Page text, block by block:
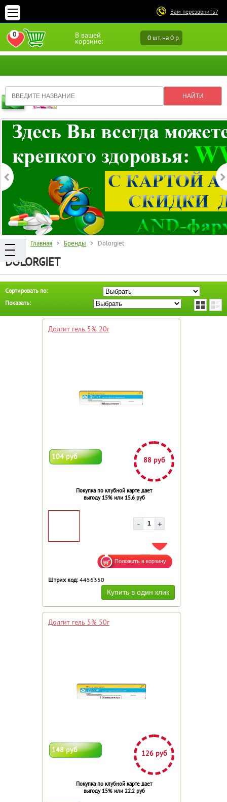
Вам перезвонить?
В вашей
корзине: 0 шт. на 0 р.
0
ПЕРЕЙТИ В ИЗБРАННОЕ
Главная > Бренды > Dolorgiet
DOLORGIET
Сортировать по:
Показать:
Долгит гель 5% 20г
104 руб 88 руб
Покупка по клубной карте дает
выгоду 15% или 15.6 руб
ДОБАВИТЬ В ИЗБРАННОЕ
Штрих код: 4456350
Долгит гель 5% 50г
148 руб 126 руб
Покупка по клубной карте дает
выгоду 15% или 22.2 руб